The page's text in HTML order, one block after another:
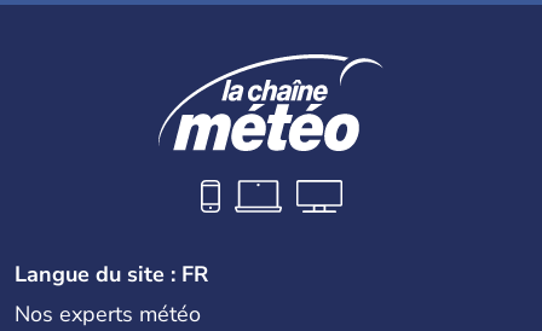
Langue du site : FR
Nos experts météo